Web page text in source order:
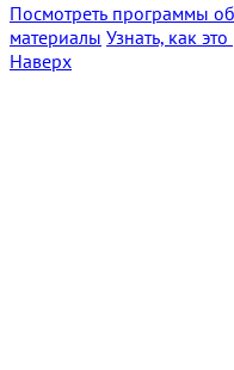
Посмотреть программы
материалы Узнать, как
Наверх